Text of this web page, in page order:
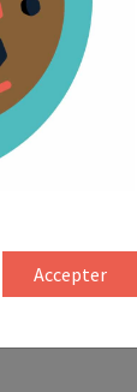
Accepter